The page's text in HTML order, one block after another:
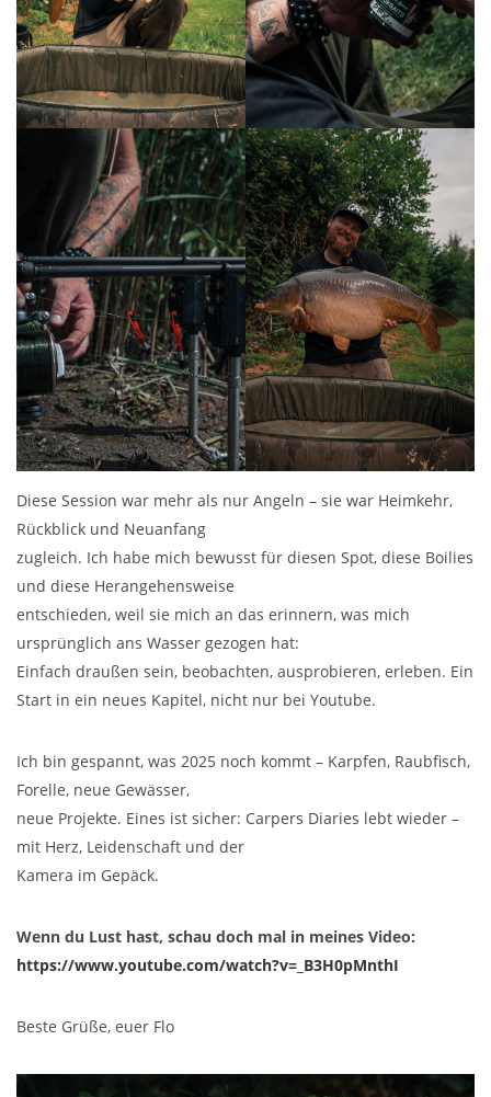
Diese Session war mehr als nur Angeln – sie war Heimkehr,
Rückblick und Neuanfang
zugleich. Ich habe mich bewusst für diesen Spot, diese Boilies
und diese Herangehensweise
entschieden, weil sie mich an das erinnern, was mich
ursprünglich ans Wasser gezogen hat:
Einfach draußen sein, beobachten, ausprobieren, erleben. Ein
Start in ein neues Kapitel, nicht nur bei Youtube.
Ich bin gespannt, was 2025 noch kommt – Karpfen, Raubfisch,
Forelle, neue Gewässer,
neue Projekte. Eines ist sicher: Carpers Diaries lebt wieder –
mit Herz, Leidenschaft und der
Kamera im Gepäck.
Wenn du Lust hast, schau doch mal in meines Video:
https://www.youtube.com/watch?v=_B3H0pMnthI
Beste Grüße, euer Flo